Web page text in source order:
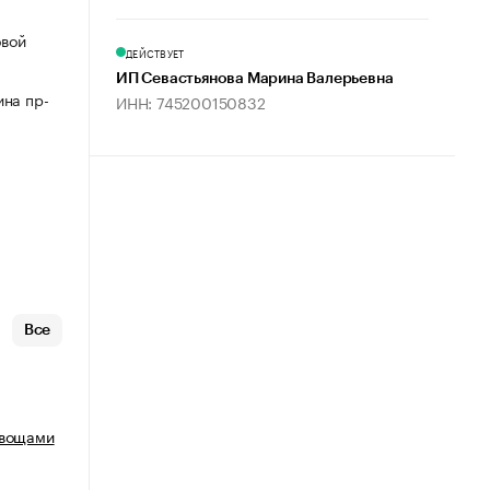
пр-
Все
ДЕЙСТВУЕТ
ИП Севастьянова Марина Валерьевна
ИНН: 745200150832